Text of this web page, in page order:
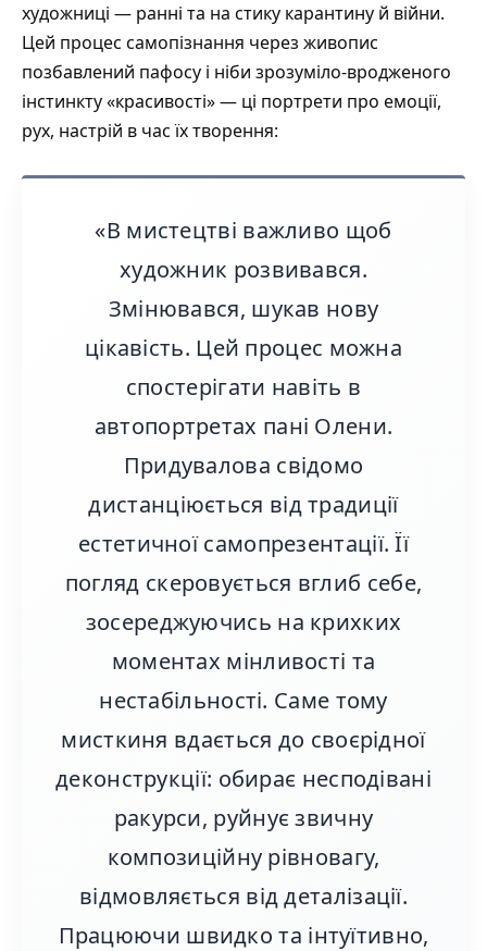
художниці — ранні та на стику карантину й війни.
Цей процес самопізнання через живопис
позбавлений пафосу і ніби зрозуміло-вродженого
інстинкту «красивості» — ці портрети про емоції,
рух, настрій в час їх творення:
«В мистецтві важливо щоб
художник розвивався.
Змінювався, шукав нову
цікавість. Цей процес можна
спостерігати навіть в
автопортретах пані Олени.
Придувалова свідомо
дистанціюється від традиції
естетичної самопрезентації. Її
погляд скеровується вглиб себе,
зосереджуючись на крихких
моментах мінливості та
нестабільності. Саме тому
мисткиня вдається до своєрідної
деконструкції: обирає несподівані
ракурси, руйнує звичну
композиційну рівновагу,
відмовляється від деталізації.
Працюючи швидко та інтуїтивно,